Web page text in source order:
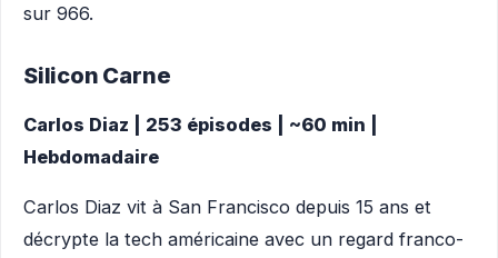
sur 966.
Silicon Carne
Carlos Diaz | 253 épisodes | ~60 min |
Hebdomadaire
Carlos Diaz vit à San Francisco depuis 15 ans et
décrypte la tech américaine avec un regard franco-